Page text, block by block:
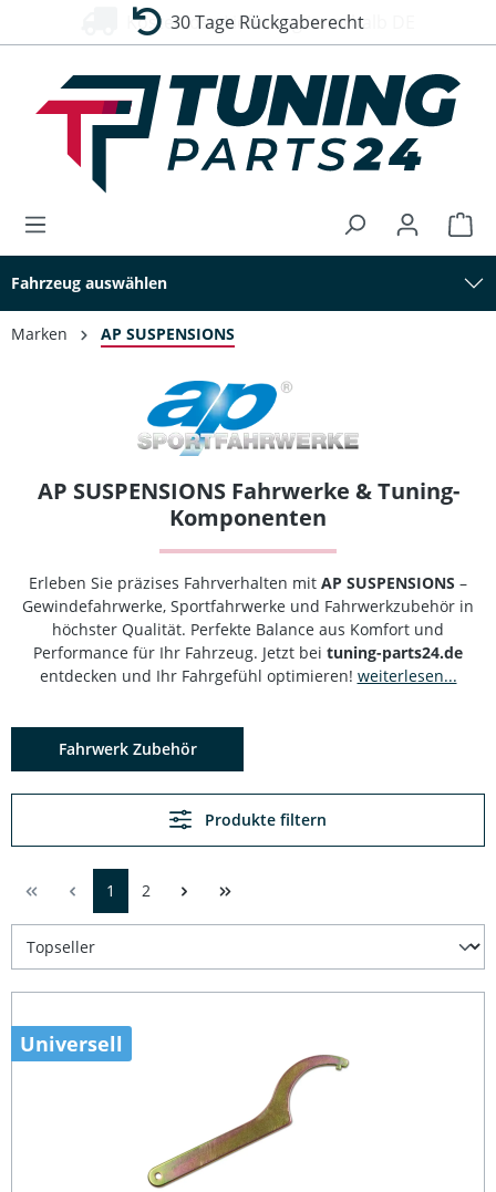
30 Tage Rückgaberecht
Fahrzeug auswählen
Marken AP SUSPENSIONS
AP SUSPENSIONS Fahrwerke & Tuning-
Komponenten
Erleben Sie präzises Fahrverhalten mit AP SUSPENSIONS –
Gewindefahrwerke, Sportfahrwerke und Fahrwerkzubehör in
höchster Qualität. Perfekte Balance aus Komfort und
Performance für Ihr Fahrzeug. Jetzt bei tuning-parts24.de
entdecken und Ihr Fahrgefühl optimieren! weiterlesen...
Fahrwerk Zubehör
Produkte filtern
1 2
Universell